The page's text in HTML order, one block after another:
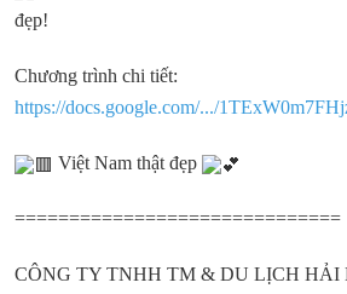
đẹp!
Chương trình chi tiết:
https://docs.google.com/.../
Việt Nam thật đẹp
==============================
CÔNG TY TNHH TM & DU LỊCH HẢI